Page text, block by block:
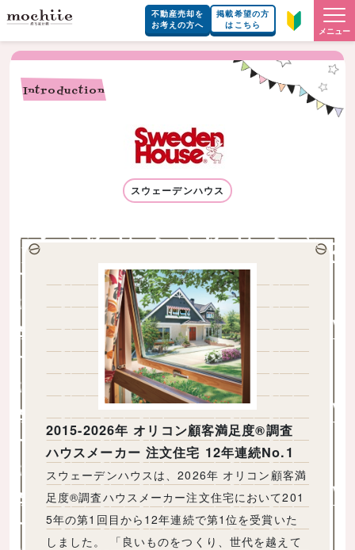
不動産売却を
お考えの方へ
掲載希望の方
はこちら
メニュー
Introduction
スウェーデンハウス
2015-2026年 オリコン顧客満足度®調査
ハウスメーカー 注文住宅 12年連続No.1
スウェーデンハウスは、2026年 オリコン顧客満
足度®調査ハウスメーカー注文住宅において201
5年の第1回目から12年連続で第1位を受賞いた
しました。 「良いものをつくり、世代を越えて